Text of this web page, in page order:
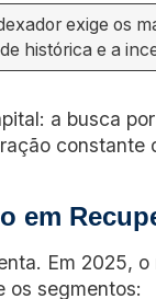
exige os
histórica e a
a busca
constante
em
Em 2025,
os segmentos: